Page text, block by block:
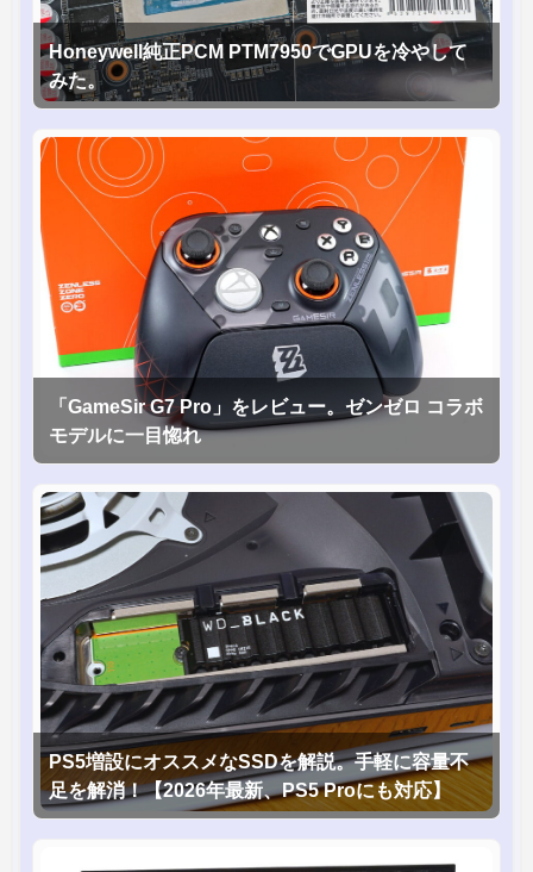
Honeywell純正PCM PTM7950でGPUを冷やして
みた。
「GameSir G7 Pro」をレビュー。ゼンゼロ コラボ
モデルに一目惚れ
PS5増設にオススメなSSDを解説。手軽に容量不
足を解消！【2026年最新、PS5 Proにも対応】